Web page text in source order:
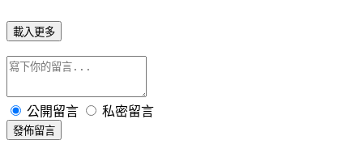
載入更多
公開留言 私密留言
發佈留言